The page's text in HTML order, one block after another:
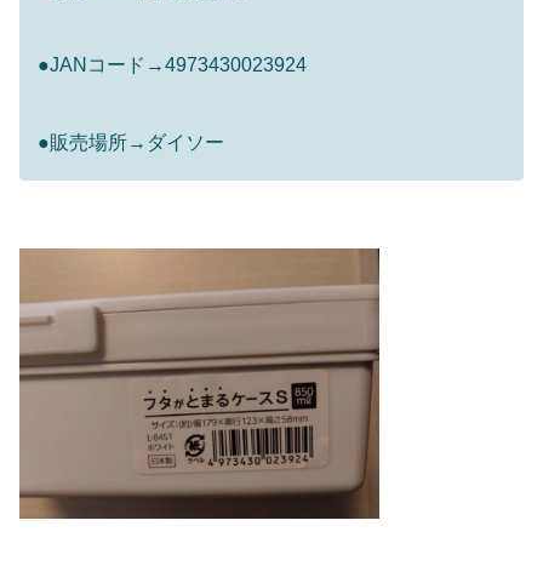
●JANコード→4973430023924
●販売場所→ダイソー